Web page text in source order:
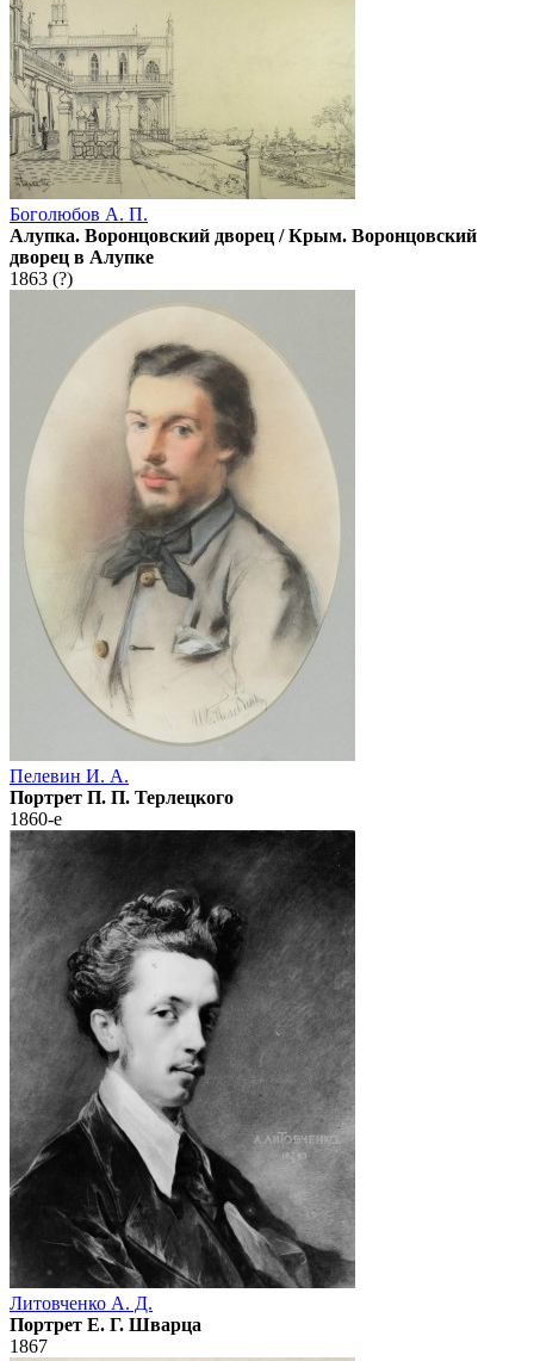
Боголюбов А. П.
Алупка. Воронцовский дворец / Крым. Воронцовский
дворец в Алупке
1863 (?)
Пелевин И. А.
Портрет П. П. Терлецкого
1860-е
Литовченко А. Д.
Портрет Е. Г. Шварца
1867